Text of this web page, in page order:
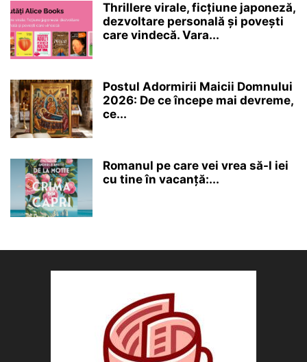
Thrillere virale, ficțiune japoneză,
dezvoltare personală și povești
care vindecă. Vara...
Postul Adormirii Maicii Domnului
2026: De ce începe mai devreme,
ce...
Romanul pe care vei vrea să-l iei
cu tine în vacanță:...